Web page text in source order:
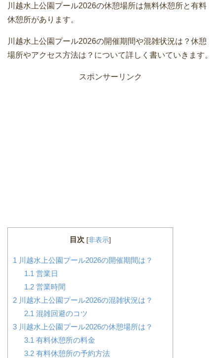
川越水上公園プール2026の休憩場所は無料休憩所と有料
休憩所があります。
川越水上公園プール2026の開催期間や混雑状況は？休憩
場所やアクセス方法は？について詳しく書いていきます。
スポンサーリンク
目次 [非表示]
1 川越水上公園プール2026の開催期間は？
1.1 営業日
1.2営業時間
2 川越水上公園プール2026の混雑状況は？
2.1 混雑回避のコツ
3 川越水上公園プール2026の休憩場所は？
3.1 有料休憩所の料金
3.2有料休憩所の予約方法